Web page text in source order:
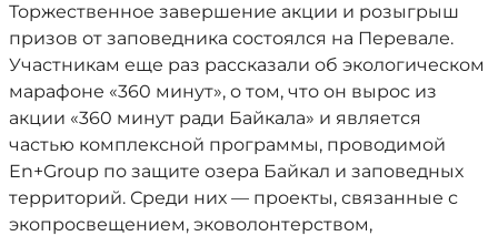
Торжественное завершение акции и розыгрыш
призов от заповедника состоялся на Перевале.
Участникам еще раз рассказали об экологическом
марафоне «360 минут», о том, что он вырос из
акции «360 минут ради Байкала» и является
частью комплексной программы, проводимой
En+Group по защите озера Байкал и заповедных
территорий. Среди них — проекты, связанные с
экопросвещением, эковолонтерством,